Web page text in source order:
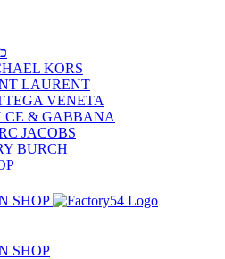
KORS
LAURENT
VENETA
& GABBANA
JACOBS
BURCH
SHOP
SHOP